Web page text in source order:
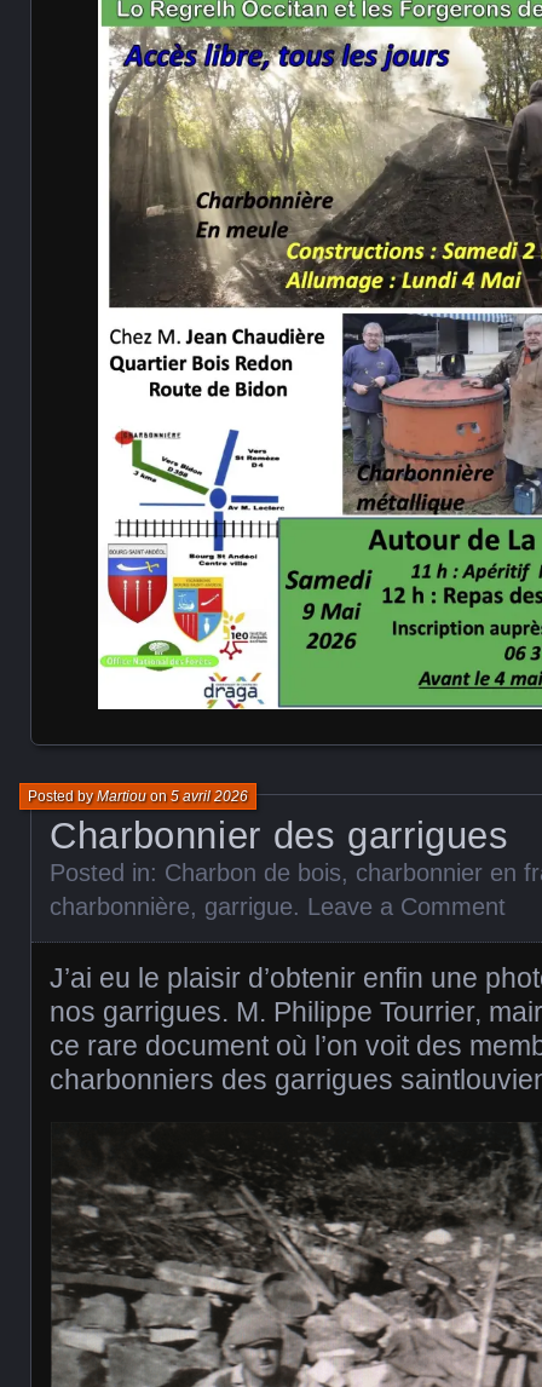
Charbonnier des garrigues
Posted byMartiouon5 avril 2026
Posted in: Charbon de bois, charbonnier en
charbonnière, garrigue. Leave a Comment
J’ai eu le plaisir d’obtenir enfin une
nos garrigues. M. Philippe Tourrier,
ce rare document où l’on voit des
charbonniers des garrigues